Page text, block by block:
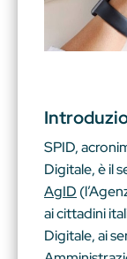
SPID,
Digitale, è il
AgID
ai cittadini
Digitale, ai